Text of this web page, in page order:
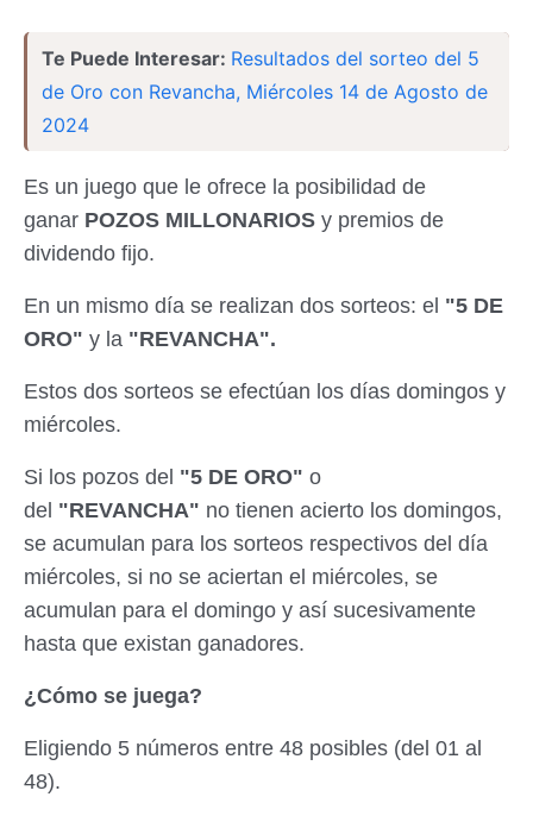
Te Puede Interesar: Resultados del sorteo del 5
de Oro con Revancha, Miércoles 14 de Agosto de
2024
Es un juego que le ofrece la posibilidad de
ganar POZOS MILLONARIOS y premios de
dividendo fijo.
En un mismo día se realizan dos sorteos: el "5 DE
ORO" y la "REVANCHA".
Estos dos sorteos se efectúan los días domingos y
miércoles.
Si los pozos del "5 DE ORO" o
del "REVANCHA" no tienen acierto los domingos,
se acumulan para los sorteos respectivos del día
miércoles, si no se aciertan el miércoles, se
acumulan para el domingo y así sucesivamente
hasta que existan ganadores.
¿Cómo se juega?
Eligiendo 5 números entre 48 posibles (del 01 al
48).